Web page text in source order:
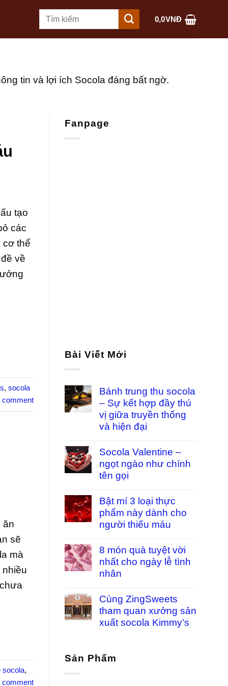
Tìm
0,0VNĐ
tin và lợi ích Socola đáng bất ngờ.
tạo
các
cơ thể
về
, socola
comment
ăn
sẽ
mà
socola,
comment
Fanpage
Bài Viết Mới
Bánh trung thu socola
– Sự kết hợp đầy thú
vị giữa truyền thống
và hiện đại
Socola Valentine –
ngọt ngào như chính
tên gọi
Bật mí 3 loại thực
phẩm này dành cho
người thiếu máu
8 món quà tuyệt vời
nhất cho ngày lễ tình
nhân
Cùng ZingSweets
tham quan xưởng sản
xuất socola Kimmy’s
Sản Phẩm